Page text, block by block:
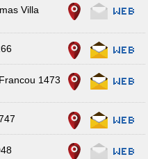
Villa
1473